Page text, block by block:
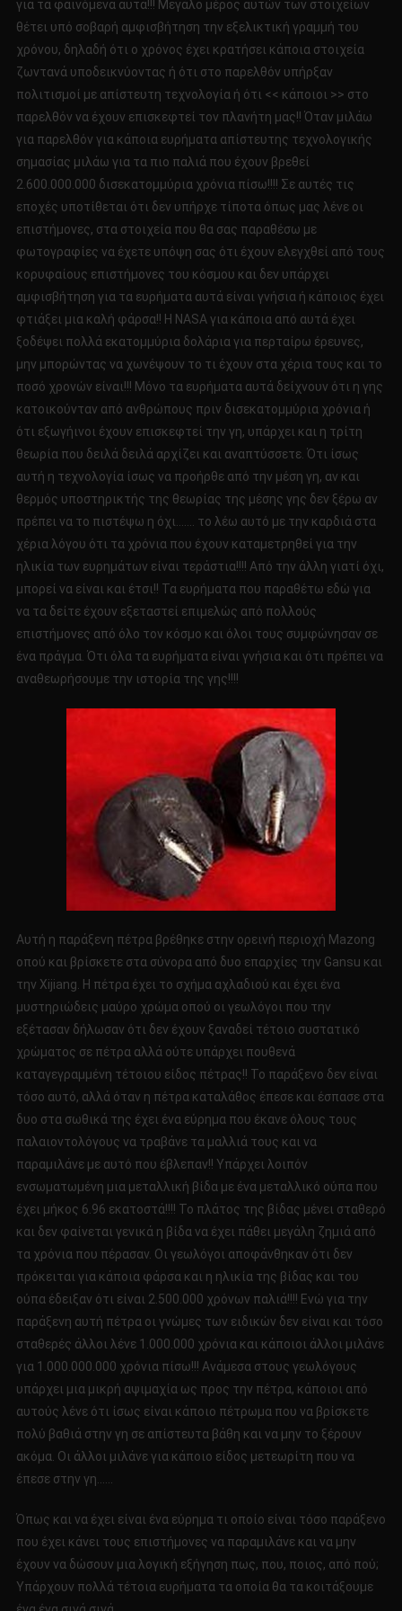
για τα φαινόμενα αυτά!!! Μεγάλο μέρος αυτών των στοιχείων
θέτει υπό σοβαρή αμφισβήτηση την εξελικτική γραμμή του
χρόνου, δηλαδή ότι ο χρόνος έχει κρατήσει κάποια στοιχεία
ζωντανά υποδεικνύοντας ή ότι στο παρελθόν υπήρξαν
πολιτισμοί με απίστευτη τεχνολογία ή ότι << κάποιοι >> στο
παρελθόν να έχουν επισκεφτεί τον πλανήτη μας!! Όταν μιλάω
για παρελθόν για κάποια ευρήματα απίστευτης τεχνολογικής
σημασίας μιλάω για τα πιο παλιά που έχουν βρεθεί
2.600.000.000 δισεκατομμύρια χρόνια πίσω!!!! Σε αυτές τις
εποχές υποτίθεται ότι δεν υπήρχε τίποτα όπως μας λένε οι
επιστήμονες, στα στοιχεία που θα σας παραθέσω με
φωτογραφίες να έχετε υπόψη σας ότι έχουν ελεγχθεί από τους
κορυφαίους επιστήμονες του κόσμου και δεν υπάρχει
αμφισβήτηση για τα ευρήματα αυτά είναι γνήσια ή κάποιος έχει
φτιάξει μια καλή φάρσα!! Η NASA για κάποια από αυτά έχει
ξοδέψει πολλά εκατομμύρια δολάρια για περταίρω έρευνες,
μην μπορώντας να χωνέψουν το τι έχουν στα χέρια τους και το
ποσό χρονών είναι!!! Μόνο τα ευρήματα αυτά δείχνουν ότι η γης
κατοικούνταν από ανθρώπους πριν δισεκατομμύρια χρόνια ή
ότι εξωγήινοι έχουν επισκεφτεί την γη, υπάρχει και η τρίτη
θεωρία που δειλά δειλά αρχίζει και αναπτύσσετε. Ότι ίσως
αυτή η τεχνολογία ίσως να προήρθε από την μέση γη, αν και
θερμός υποστηρικτής της θεωρίας της μέσης γης δεν ξέρω αν
πρέπει να το πιστέψω η όχι……. το λέω αυτό με την καρδιά στα
χέρια λόγου ότι τα χρόνια που έχουν καταμετρηθεί για την
ηλικία των ευρημάτων είναι τεράστια!!!! Από την άλλη γιατί όχι,
μπορεί να είναι και έτσι!! Τα ευρήματα που παραθέτω εδώ για
να τα δείτε έχουν εξεταστεί επιμελώς από πολλούς
επιστήμονες από όλο τον κόσμο και όλοι τους συμφώνησαν σε
ένα πράγμα. Ότι όλα τα ευρήματα είναι γνήσια και ότι πρέπει να
αναθεωρήσουμε την ιστορία της γης!!!!
Αυτή η παράξενη πέτρα βρέθηκε στην ορεινή περιοχή Mazong
οπού και βρίσκετε στα σύνορα από δυο επαρχίες την Gansu και
την Xijiang. Η πέτρα έχει το σχήμα αχλαδιού και έχει ένα
μυστηριώδεις μαύρο χρώμα οπού οι γεωλόγοι που την
εξέτασαν δήλωσαν ότι δεν έχουν ξαναδεί τέτοιο συστατικό
χρώματος σε πέτρα αλλά ούτε υπάρχει πουθενά
καταγεγραμμένη τέτοιου είδος πέτρας!! Το παράξενο δεν είναι
τόσο αυτό, αλλά όταν η πέτρα καταλάθος έπεσε και έσπασε στα
δυο στα σωθικά της έχει ένα εύρημα που έκανε όλους τους
παλαιοντολόγους να τραβάνε τα μαλλιά τους και να
παραμιλάνε με αυτό που έβλεπαν!! Υπάρχει λοιπόν
ενσωματωμένη μια μεταλλική βίδα με ένα μεταλλικό ούπα που
έχει μήκος 6.96 εκατοστά!!!! Το πλάτος της βίδας μένει σταθερό
και δεν φαίνεται γενικά η βίδα να έχει πάθει μεγάλη ζημιά από
τα χρόνια που πέρασαν. Οι γεωλόγοι αποφάνθηκαν ότι δεν
πρόκειται για κάποια φάρσα και η ηλικία της βίδας και του
ούπα έδειξαν ότι είναι 2.500.000 χρόνων παλιά!!!! Ενώ για την
παράξενη αυτή πέτρα οι γνώμες των ειδικών δεν είναι και τόσο
σταθερές άλλοι λένε 1.000.000 χρόνια και κάποιοι άλλοι μιλάνε
για 1.000.000.000 χρόνια πίσω!!! Ανάμεσα στους γεωλόγους
υπάρχει μια μικρή αψιμαχία ως προς την πέτρα, κάποιοι από
αυτούς λένε ότι ίσως είναι κάποιο πέτρωμα που να βρίσκετε
πολύ βαθιά στην γη σε απίστευτα βάθη και να μην το ξέρουν
ακόμα. Οι άλλοι μιλάνε για κάποιο είδος μετεωρίτη που να
έπεσε στην γη……
Όπως και να έχει είναι ένα εύρημα τι οποίο είναι τόσο παράξενο
που έχει κάνει τους επιστήμονες να παραμιλάνε και να μην
έχουν να δώσουν μια λογική εξήγηση πως, που, ποιος, από πού;
Υπάρχουν πολλά τέτοια ευρήματα τα οποία θα τα κοιτάξουμε